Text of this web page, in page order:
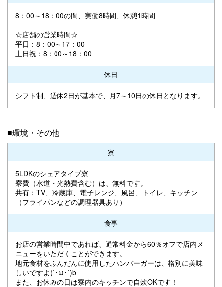
8：00～18：00の間、実働8時間、休憩1時間
☆店舗の営業時間☆
平日：8：00～17：00
土日祝：8：00～18：00
休日
シフト制、週休2日が基本で、月7～10日の休日となります。
■環境・その他
寮
5LDKのシェアタイプ寮
寮費（水道・光熱費含む）は、無料です。
共有：TV、冷蔵庫、電子レンジ、風呂、トイレ、キッチン
（フライパンなどの調理器具あり）
食事
お店の営業時間中であれば、通常料金から60％オフで店内メ
ニューをいただくことができます。
地元食材をふんだんに使用したハンバーガーは、格別に美味
しいですよ(`･ω･´)b
また、お休みの日は寮内のキッチンで自炊OKです！